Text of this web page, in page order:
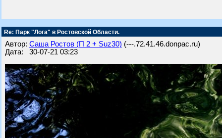
Re: Парк "Лога" в Ростовской Области.
Автор: Саша Ростов (П 2 + Suz30) (---.72.41.46.donpac.ru)
Дата: 30-07-21 03:23